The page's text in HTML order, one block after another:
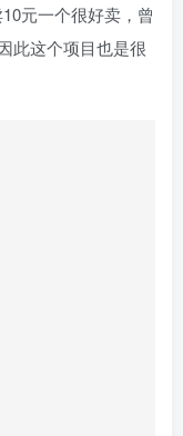
元一个很好卖，曾
此这个项目也是很